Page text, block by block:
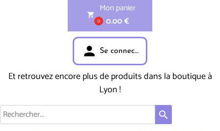
shopping_cart
0
Mon panier
0.00 €
person Se connecter
Et retrouvez encore plus de produits dans la boutique à
Lyon !
search